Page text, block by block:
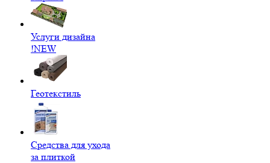
Услуги дизайна
!NEW
Геотекстиль
Средства для ухода
за плиткой